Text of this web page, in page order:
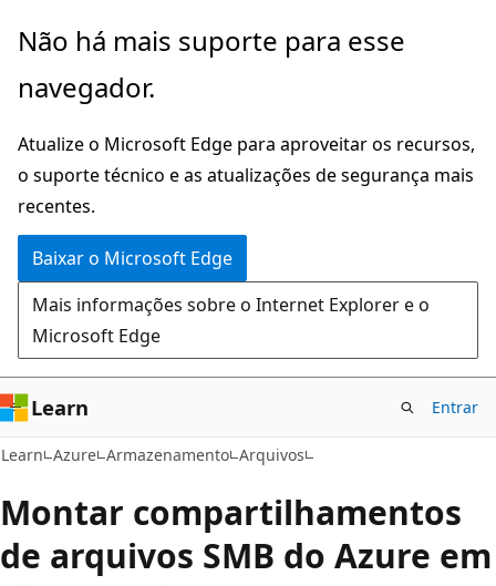
Pular
o
principal
Não há mais suporte para esse
navegador.
Atualize o Microsoft Edge para aproveitar os recursos,
o suporte técnico e as atualizações de segurança mais
recentes.
Baixar o Microsoft Edge
Mais informações sobre o Internet Explorer e o
Microsoft Edge
Learn Entrar
Learn Azure Armazenamento Arquivos
Montar compartilhamentos
de arquivos SMB do Azure em